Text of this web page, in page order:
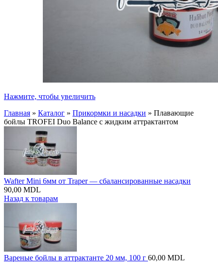
Нажмите, чтобы увеличить
Главная » Каталог » Прикормки и насадки » Плавающие
бойлы TROFEI Duo Balance с жидким аттрактантом
Wafter Mini 6мм от Traper — сбалансированные насадки
90,00 MDL
Назад к товарам
Вареные бойлы в аттрактанте 20 мм, 100 г 60,00 MDL